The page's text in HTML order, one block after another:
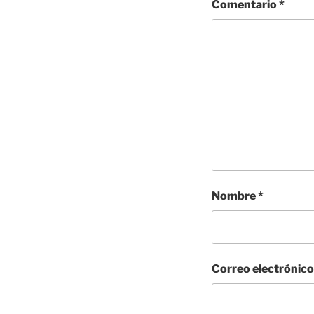
Comentario*
Nombre*
Correo